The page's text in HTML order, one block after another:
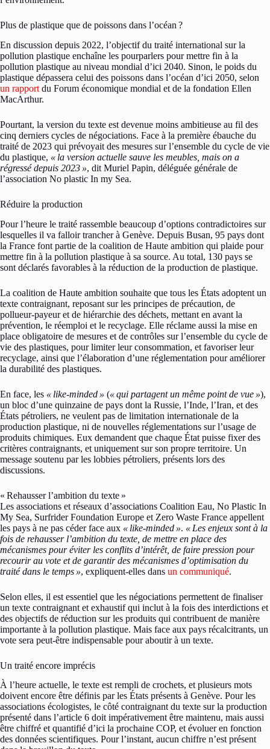
Plus de plastique que de poissons dans l’océan ?
En discussion depuis 2022, l’objectif du traité international sur la
pollution plastique enchaîne les pourparlers pour mettre fin à la
pollution plastique au niveau mondial d’ici 2040. Sinon, le poids du
plastique dépassera celui des poissons dans l’océan d’ici 2050, selon
un rapport du Forum économique mondial et de la fondation Ellen
MacArthur.
Pourtant, la version du texte est devenue moins ambitieuse au fil des
cinq derniers cycles de négociations. Face à la première ébauche du
traité de 2023 qui prévoyait des mesures sur l’ensemble du cycle de vie
du plastique, « la version actuelle sauve les meubles, mais on a
régressé depuis 2023 », dit Muriel Papin, déléguée générale de
l’association No plastic In my Sea.
Réduire la production
Pour l’heure le traité rassemble beaucoup d’options contradictoires sur
lesquelles il va falloir trancher à Genève. Depuis Busan, 95 pays dont
la France font partie de la coalition de Haute ambition qui plaide pour
mettre fin à la pollution plastique à sa source. Au total, 130 pays se
sont déclarés favorables à la réduction de la production de plastique.
La coalition de Haute ambition souhaite que tous les États adoptent un
texte contraignant, reposant sur les principes de précaution, de
pollueur-payeur et de hiérarchie des déchets, mettant en avant la
prévention, le réemploi et le recyclage. Elle réclame aussi la mise en
place obligatoire de mesures et de contrôles sur l’ensemble du cycle de
vie des plastiques, pour limiter leur consommation, et favoriser leur
recyclage, ainsi que l’élaboration d’une réglementation pour améliorer
la durabilité des plastiques.
En face, les « like-minded » («qui partagent un même point de vue »),
un bloc d’une quinzaine de pays dont la Russie, l’Inde, l’Iran, et des
États pétroliers, ne veulent pas de limitation internationale de la
production plastique, ni de nouvelles réglementations sur l’usage de
produits chimiques. Eux demandent que chaque État puisse fixer des
critères contraignants, et uniquement sur son propre territoire. Un
message soutenu par les lobbies pétroliers, présents lors des
discussions.
« Rehausser l’ambition du texte »
Les associations et réseaux d’associations Coalition Eau, No Plastic In
My Sea, Surfrider Foundation Europe et Zero Waste France appellent
les pays à ne pas céder face aux « like-minded ». « Les enjeux sont à la
fois de rehausser l’ambition du texte, de mettre en place des
mécanismes pour éviter les conflits d’intérêt, de faire pression pour
recourir au vote et de garantir des mécanismes d’optimisation du
traité dans le temps », expliquent-elles dans un communiqué.
Selon elles, il est essentiel que les négociations permettent de finaliser
un texte contraignant et exhaustif qui inclut à la fois des interdictions et
des objectifs de réduction sur les produits qui contribuent de manière
importante à la pollution plastique. Mais face aux pays récalcitrants, un
vote sera peut-être indispensable pour aboutir à un texte.
Un traité encore imprécis
À l’heure actuelle, le texte est rempli de crochets, et plusieurs mots
doivent encore être définis par les États présents à Genève. Pour les
associations écologistes, le côté contraignant du texte sur la production
présenté dans l’article 6 doit impérativement être maintenu, mais aussi
être chiffré et quantifié d’ici la prochaine COP, et évoluer en fonction
des données scientifiques. Pour l’instant, aucun chiffre n’est présent